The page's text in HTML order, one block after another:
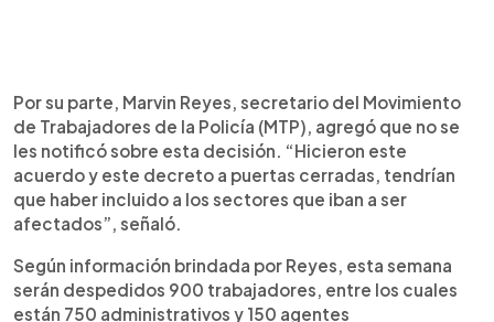
Por su parte, Marvin Reyes, secretario del Movimiento
de Trabajadores de la Policía (MTP), agregó que no se
les notificó sobre esta decisión. “Hicieron este
acuerdo y este decreto a puertas cerradas, tendrían
que haber incluido a los sectores que iban a ser
afectados”, señaló.
Según información brindada por Reyes, esta semana
serán despedidos 900 trabajadores, entre los cuales
están 750 administrativos y 150 agentes